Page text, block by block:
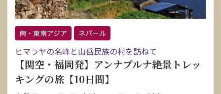
南・東南アジア ネパール
ヒマラヤの名峰と山岳民族の村を訪ねて
【関空・福岡発】アンナプルナ絶景トレッ
キングの旅【10日間】